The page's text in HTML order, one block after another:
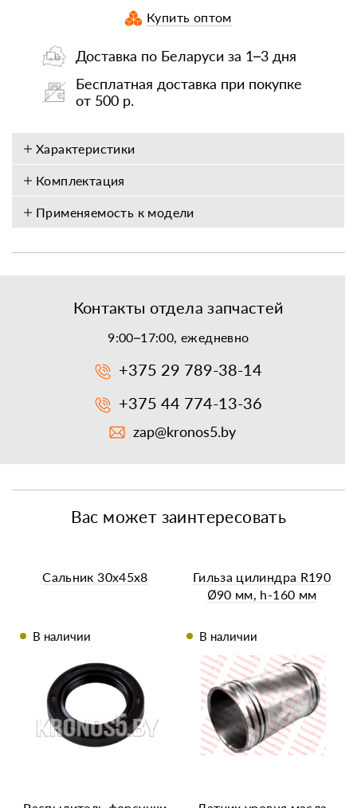
Купить оптом
Доставка по Беларуси за 1–3 дня
Бесплатная доставка при покупке
от 500 р.
Характеристики
Комплектация
Применяемость к модели
Контакты отдела запчастей
9:00–17:00, ежедневно
+375 29 789-38-14
+375 44 774-13-36
zap@kronos5.by
Вас может заинтересовать
Сальник 30х45х8
В наличии
Гильза цилиндра R190
Ø90 мм, h-160 мм
В наличии